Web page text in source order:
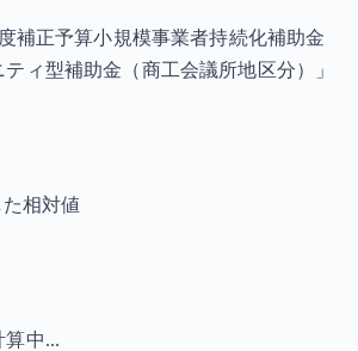
補正予算小規模事業者持続化補助金
ティ型補助金（商工会議所地区分）」
た相対値
算中...